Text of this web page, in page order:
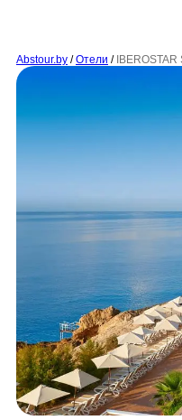
Abstour.by / Отели /